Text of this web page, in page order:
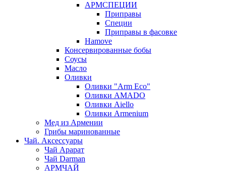
АРМСПЕЦИИ
Приправы
Специи
Приправы в фасовке
Hamove
Консервированные бобы
Соусы
Масло
Оливки
Оливки "Arm Eco"
Оливки AMADO
Оливки Aiello
Оливки Armenium
Мед из Армении
Грибы маринованные
Чай. Аксессуары
Чай Арарат
Чай Darman
АРМЧАЙ